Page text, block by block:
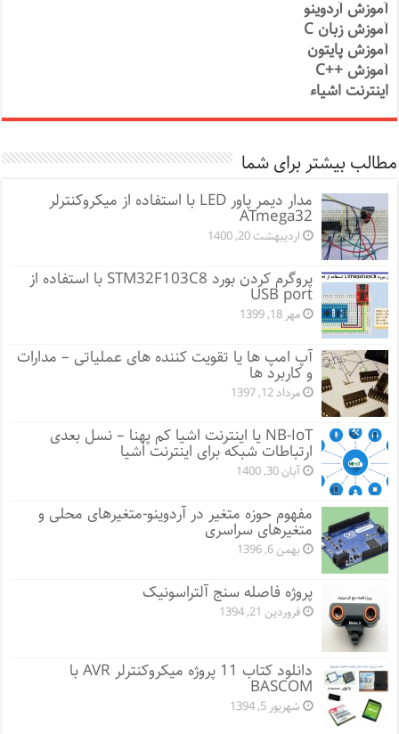
آموزش آردوینو
آموزش زبان C
آموزش پایتون
آموزش ++C
اینترنت اشیاء
مطالب بیشتر برای شما
مدار دیمر پاور LED با استفاده از میکروکنترلر
ATmega32
اردیبهشت 20, 1400
پروگرم کردن بورد STM32F103C8 با استفاده از
USB port
مهر 18, 1399
آپ امپ ها یا تقویت کننده های عملیاتی – مدارات
و کاربرد ها
مرداد 12, 1397
NB-IoT یا اینترنت اشیا کم پهنا – نسل بعدی
ارتباطات شبکه برای اینترنت اشیا
آبان 30, 1400
مفهوم حوزه متغیر در آردوینو-متغیرهای محلی و
متغیرهای سراسری
بهمن 6, 1396
پروژه فاصله سنج آلتراسونیک
فروردین 21, 1394
دانلود کتاب 11 پروژه میکروکنترلر AVR با
BASCOM
شهریور 5, 1394